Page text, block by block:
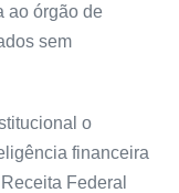
ao órgão de
sem
o
financeira
Federal